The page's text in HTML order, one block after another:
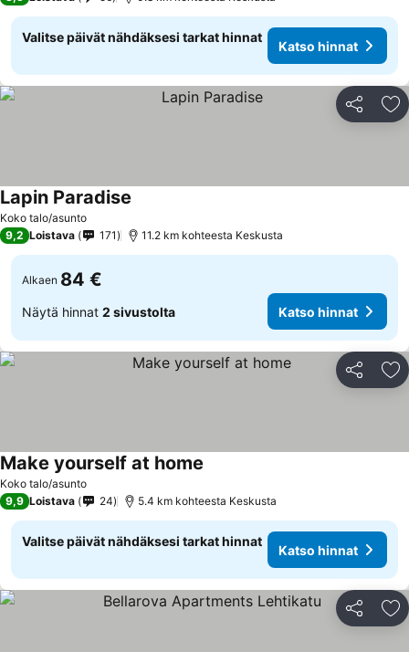
Valitse päivät nähdäksesi tarkat hinnat
Katso hinnat
Jaa
Koko talo/asunto
Lapin Paradise
9,2 Loistava 171 11.2 km kohteesta Keskusta
Alkaen 84 €
Näytä hinnat 2 sivustolta Katso hinnat
Jaa
Koko talo/asunto
Make yourself at home
9,9 Loistava 24 5.4 km kohteesta Keskusta
Valitse päivät nähdäksesi tarkat hinnat
Katso hinnat
Jaa